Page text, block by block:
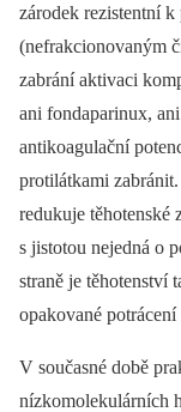
zárodek rezistentní k
(nefrakcionovaným
zabrání aktivaci
ani fondaparinux,
antikoagulační
protilátkami
redukuje těhotenské
s jistotou nejedná o
straně je těhotenství
opakované
V současné době
nízkomolekulárních